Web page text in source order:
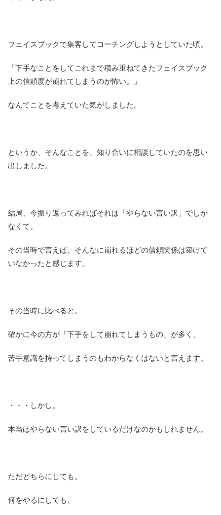
フェイスブックで集客してコーチングしようとしていた頃。
「下手なことをしてこれまで積み重ねてきたフェイスブック
上の信頼度が崩れてしまうのが怖い。」
なんてことを考えていた気がしました。
というか、そんなことを、知り合いに相談していたのを思い
出しました。
結局、今振り返ってみればそれは「やらない言い訳」でしか
なくて。
その当時で言えば、そんなに崩れるほどの信頼関係は築けて
いなかったと感じます。
その当時に比べると。
確かに今の方が「下手をして崩れてしまうもの」が多く、
苦手意識を持ってしまうのもわからなくはないと言えます。
・・・しかし。
本当はやらない言い訳をしているだけなのかもしれません。
ただどちらにしても。
何をやるにしても、